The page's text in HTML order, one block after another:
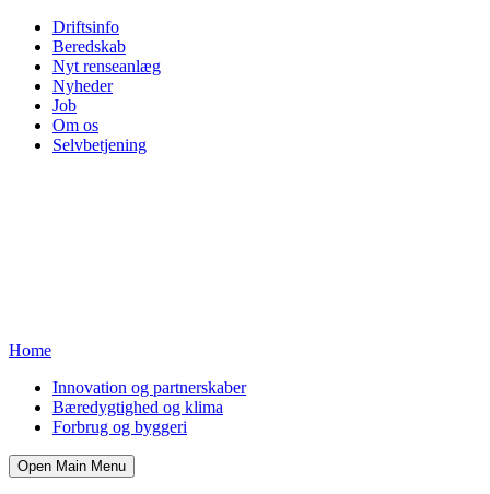
Driftsinfo
Beredskab
Nyt renseanlæg
Nyheder
Job
Om os
Selvbetjening
Home
Innovation og partnerskaber
Bæredygtighed og klima
Forbrug og byggeri
Open Main Menu